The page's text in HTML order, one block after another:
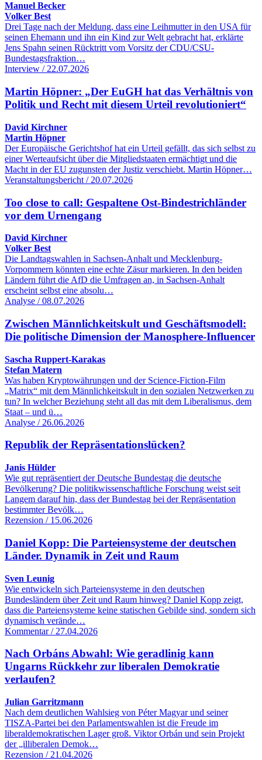
Manuel Becker
Volker Best
Drei Tage nach der Meldung, dass eine Leihmutter in den USA für
seinen Ehemann und ihn ein Kind zur Welt gebracht hat, erklärte
Jens Spahn seinen Rücktritt vom Vorsitz der CDU/CSU-
Bundestagsfraktion…
Interview / 22.07.2026
Martin Höpner: „Der EuGH hat das Verhältnis von
Politik und Recht mit diesem Urteil revolutioniert“
David Kirchner
Martin Höpner
Der Europäische Gerichtshof hat ein Urteil gefällt, das sich selbst zu
einer Werteaufsicht über die Mitgliedstaaten ermächtigt und die
Macht in der EU zugunsten der Justiz verschiebt. Martin Höpner…
Veranstaltungsbericht / 20.07.2026
Too close to call: Gespaltene Ost-Bindestrichländer
vor dem Urnengang
David Kirchner
Volker Best
Die Landtagswahlen in Sachsen-Anhalt und Mecklenburg-
Vorpommern könnten eine echte Zäsur markieren. In den beiden
Ländern führt die AfD die Umfragen an, in Sachsen-Anhalt
erscheint selbst eine absolu…
Analyse / 08.07.2026
Zwischen Männlichkeitskult und Geschäftsmodell:
Die politische Dimension der Manosphere-Influencer
Sascha Ruppert-Karakas
Stefan Matern
Was haben Kryptowährungen und der Science-Fiction-Film
„Matrix“ mit dem Männlichkeitskult in den sozialen Netzwerken zu
tun? In welcher Beziehung steht all das mit dem Liberalismus, dem
Staat – und ü…
Analyse / 26.06.2026
Republik der Repräsentationslücken?
Janis Hülder
Wie gut repräsentiert der Deutsche Bundestag die deutsche
Bevölkerung? Die politikwissenschaftliche Forschung weist seit
Langem darauf hin, dass der Bundestag bei der Repräsentation
bestimmter Bevölk…
Rezension / 15.06.2026
Daniel Kopp: Die Parteiensysteme der deutschen
Länder. Dynamik in Zeit und Raum
Sven Leunig
Wie entwickeln sich Parteiensysteme in den deutschen
Bundesländern über Zeit und Raum hinweg? Daniel Kopp zeigt,
dass die Parteiensysteme keine statischen Gebilde sind, sondern sich
dynamisch verände…
Kommentar / 27.04.2026
Nach Orbáns Abwahl: Wie geradlinig kann
Ungarns Rückkehr zur liberalen Demokratie
verlaufen?
Julian Garritzmann
Nach dem deutlichen Wahlsieg von Péter Magyar und seiner
TISZA-Partei bei den Parlamentswahlen ist die Freude im
liberaldemokratischen Lager groß. Viktor Orbán und sein Projekt
der „illiberalen Demok…
Rezension / 21.04.2026